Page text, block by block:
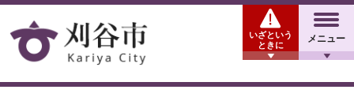
メニュー
いざという
ときに